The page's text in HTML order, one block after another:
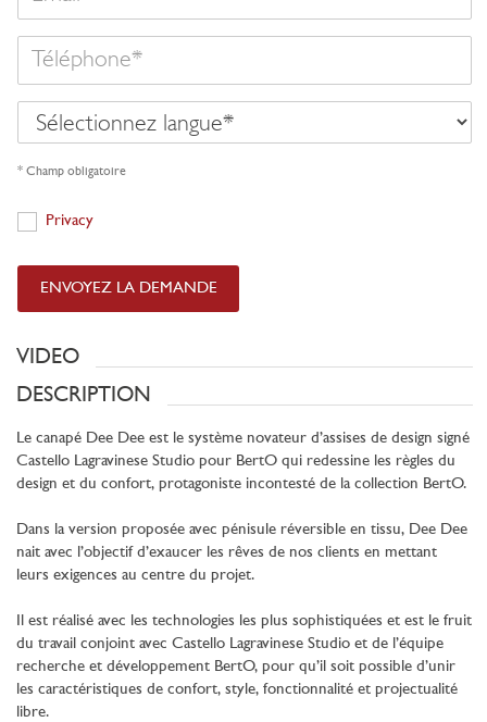
Sélectionnez
langue
* Champ obligatoire
Privacy
Privacy
ENVOYEZ LA DEMANDE
VIDEO
DESCRIPTION
Le canapé Dee Dee est le système novateur d’assises de design signé
Castello Lagravinese Studio pour BertO qui redessine les règles du
design et du confort, protagoniste incontesté de la collection BertO.
Dans la version proposée avec pénisule réversible en tissu, Dee Dee
nait avec l’objectif d’exaucer les rêves de nos clients en mettant
leurs exigences au centre du projet.
Il est réalisé avec les technologies les plus sophistiquées et est le fruit
du travail conjoint avec Castello Lagravinese Studio et de l’équipe
recherche et développement BertO, pour qu’il soit possible d’unir
les caractéristiques de confort, style, fonctionnalité et projectualité
libre.